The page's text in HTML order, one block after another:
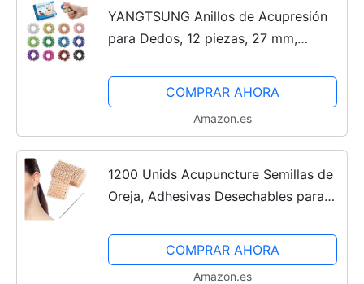
YANGTSUNG Anillos de Acupresión
para Dedos, 12 piezas, 27 mm,
Puntiagudos para Reducir el Estrés y
Mejorar la Circulación, para...
COMPRAR AHORA
Amazon.es
1200 Unids Acupuncture Semillas de
Oreja, Adhesivas Desechables para
Orejas Desechables, Con aguja de
punta de oreja Kit de...
COMPRAR AHORA
Amazon.es